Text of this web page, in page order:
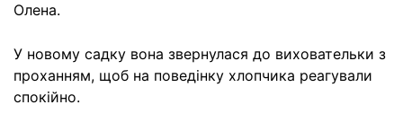
Олена.
У новому садку вона звернулася до виховательки з
проханням, щоб на поведінку хлопчика реагували
спокійно.